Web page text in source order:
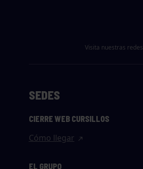
Visita nuestras redes
SEDES
CIERRE WEB CURSILLOS
Cómo llegar
EL GRUPO